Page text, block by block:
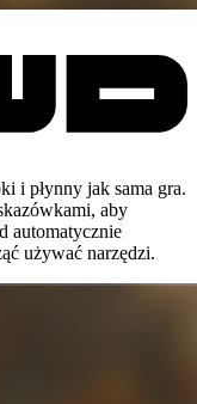
i płynny jak sama gra.
aby
automatycznie
używać narzędzi.